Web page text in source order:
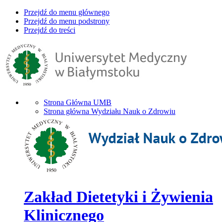
Przejdź do menu głównego
Przejdź do menu podstrony
Przejdź do treści
Strona Główna UMB
Strona główna Wydziału Nauk o Zdrowiu
Zakład Dietetyki i Żywienia
Klinicznego